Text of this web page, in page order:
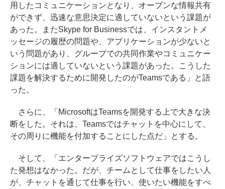
用したコミュニケーションとなり、オープンな情報共有
ができず、迅速な意思決定に適していないという課題が
あった。またSkype for Businessでは、インスタントメ
ッセージの履歴の問題や、アプリケーションが少ないと
いう問題があり、グループでの共同作業やコミュニケー
ションには適していないという課題があった。こうした
課題を解決するために開発したのがTeamsである」と語
った。
さらに、「MicrosoftはTeamsを開発する上で大きな決
断をした。それは、Teamsではチャットを中心にして、
その周りに機能を付加することにした点だ」とする。
そして、「エンタープライズソフトウェアではこうし
た発想はなかった。だが、チームとして仕事をしたい人
が、チャットを通じて仕事を行い、使いたい機能をすべ